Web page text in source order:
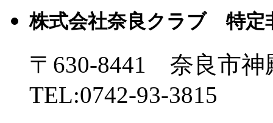
株式会社奈良クラブ 特定
〒630-8441 奈良市
TEL:0742-93-3815